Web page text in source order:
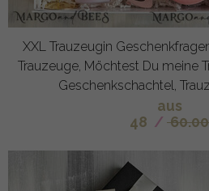
XXL Trauzeugin
Trauzeuge, Möchtest Du meine
Geschenkschachtel,
aus
48 / 60.00